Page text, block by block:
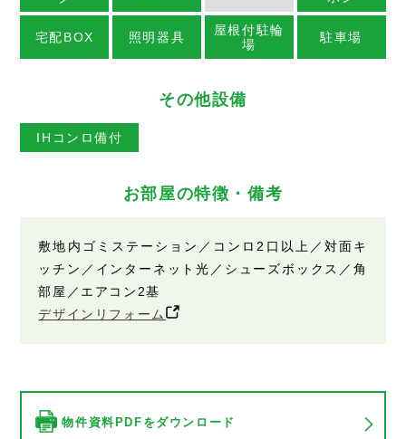
宅配BOX 照明器具
屋根付駐輪
場
駐車場
その他設備
IHコンロ備付
お部屋の特徴・備考
敷地内ゴミステーション／コンロ2口以上／対面キ
ッチン／インターネット光／シューズボックス／角
部屋／エアコン2基
デザインリフォーム
物件資料PDFをダウンロード